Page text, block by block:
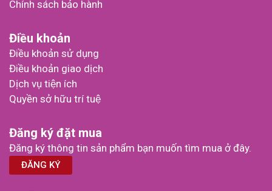
Chính sách bảo hành
Điều khoản
Điều khoản sử dụng
Điều khoản giao dịch
Dịch vụ tiện ích
Quyền sở hữu trí tuệ
Đăng ký đặt mua
Đăng ký thông tin sản phẩm bạn muốn tìm mua ở đây.
ĐĂNG KÝ